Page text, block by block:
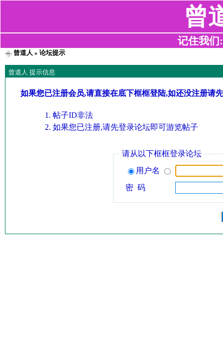
曾
记住我们
曾道人 » 论坛提示
曾道人 提示信息
如果您已注册会员,请直接在底下框框登陆,如还没注册请
帖子ID非法
如果您已注册,请先登录论坛即可游览帖子
请从以下框框登录论坛
用户名
密 码